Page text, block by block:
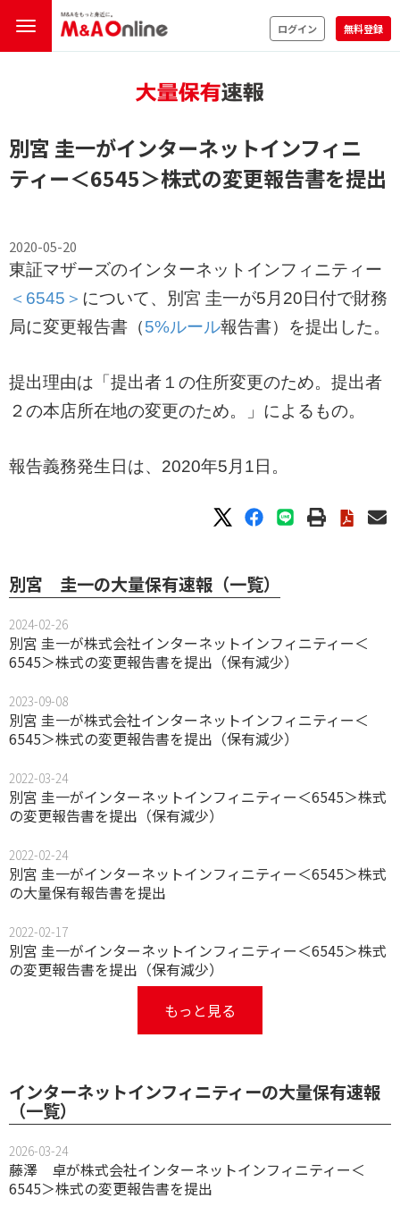
ログイン 無料登録
別宮 圭一がインターネットインフィニ
ティー＜6545＞株式の変更報告書を提出
2020-05-20
東証マザーズのインターネットインフィニティー
＜6545＞ について、別宮 圭一が5月20日付で財務
局に変更報告書（5%ルール報告書）を提出した。
提出理由は「提出者１の住所変更のため。提出者
２の本店所在地の変更のため。」によるもの。
報告義務発生日は、2020年5月1日。
別宮 圭一の大量保有速報（一覧）
2024-02-26
別宮 圭一が株式会社インターネットインフィニティー＜
6545＞株式の変更報告書を提出（保有減少）
2023-09-08
別宮 圭一が株式会社インターネットインフィニティー＜
6545＞株式の変更報告書を提出（保有減少）
2022-03-24
別宮 圭一がインターネットインフィニティー＜6545＞株式
の変更報告書を提出（保有減少）
2022-02-24
別宮 圭一がインターネットインフィニティー＜6545＞株式
の大量保有報告書を提出
2022-02-17
別宮 圭一がインターネットインフィニティー＜6545＞株式
の変更報告書を提出（保有減少）
もっと見る
インターネットインフィニティーの大量保有速報
（一覧）
2026-03-24
藤澤 卓が株式会社インターネットインフィニティー＜
6545＞株式の変更報告書を提出